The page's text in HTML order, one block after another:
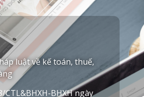
luật về kế toán, thuế,
CTL&BHXH-BHXH ngày